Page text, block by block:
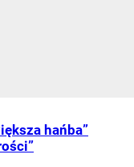
hańba”